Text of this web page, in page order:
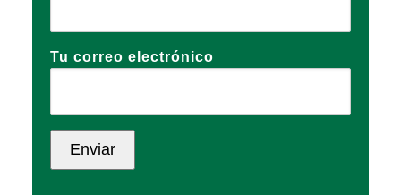
Tu correo electrónico